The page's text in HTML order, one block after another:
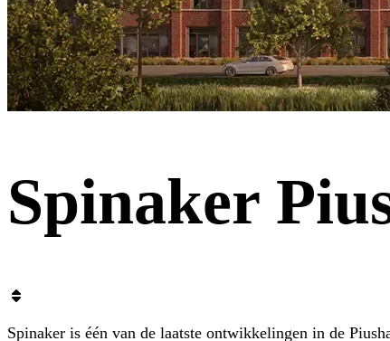
Spinaker
Spinaker is één van de laatste ontwikkelingen in de